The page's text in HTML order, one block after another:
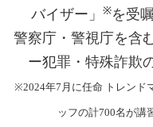
バイザー」
※を受
警察庁・警視庁を含
ー犯罪・特殊詐欺
※2024年7月に任命 トレンド
ッフの計700名が講